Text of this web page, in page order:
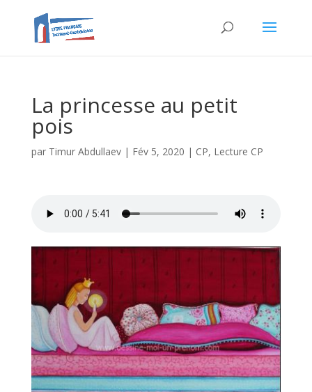
La princesse au petit
pois
par Timur Abdullaev| Fév 5, 2020 | CP, Lecture CP